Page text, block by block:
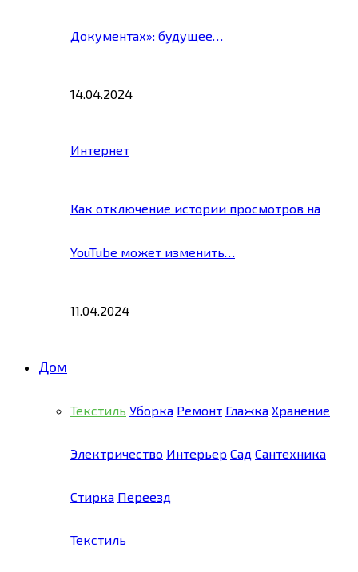
Документах»: будущее…
14.04.2024
Интернет
Как отключение истории просмотров на
YouTube может изменить…
11.04.2024
Дом
Текстиль Уборка Ремонт Глажка Хранение
Электричество Интерьер Сад Сантехника
Стирка Переезд
Текстиль